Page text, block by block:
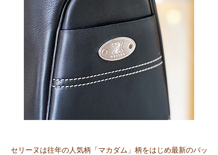
セリーヌは往年の人気柄「マカダム」柄をはじめ最新のバッ